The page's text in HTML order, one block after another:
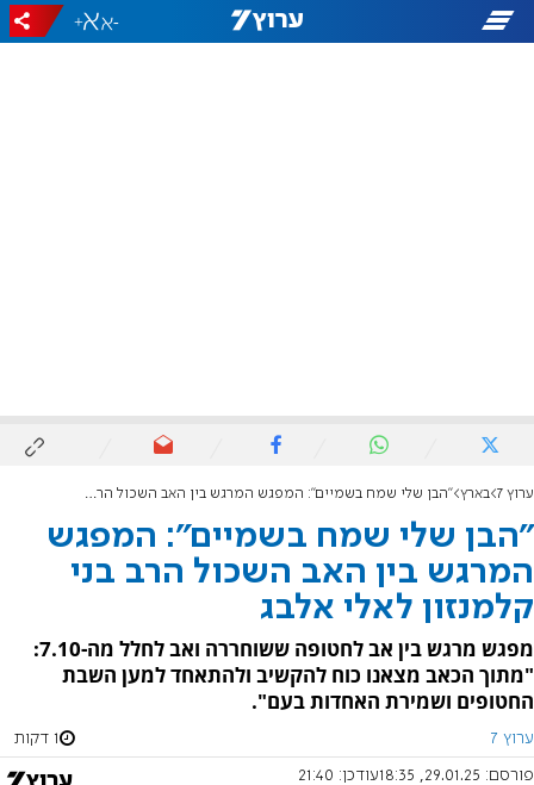
-
+
ערוץ 7 בארץ "הבן שלי שמח בשמיים": המפגש המרגש בין האב השכול הרב בני קלמנזון לאלי אלבג
"הבן שלי שמח בשמיים": המפגש
המרגש בין האב השכול הרב בני
קלמנזון לאלי אלבג
מפגש מרגש בין אב לחטופה ששוחררה ואב לחלל מה-7.10:
"מתוך הכאב מצאנו כוח להקשיב ולהתאחד למען השבת
החטופים ושמירת האחדות בעם".
ערוץ 7 1 דקות
פורסם: 29.01.25, 18:35 עודכן: 21:40